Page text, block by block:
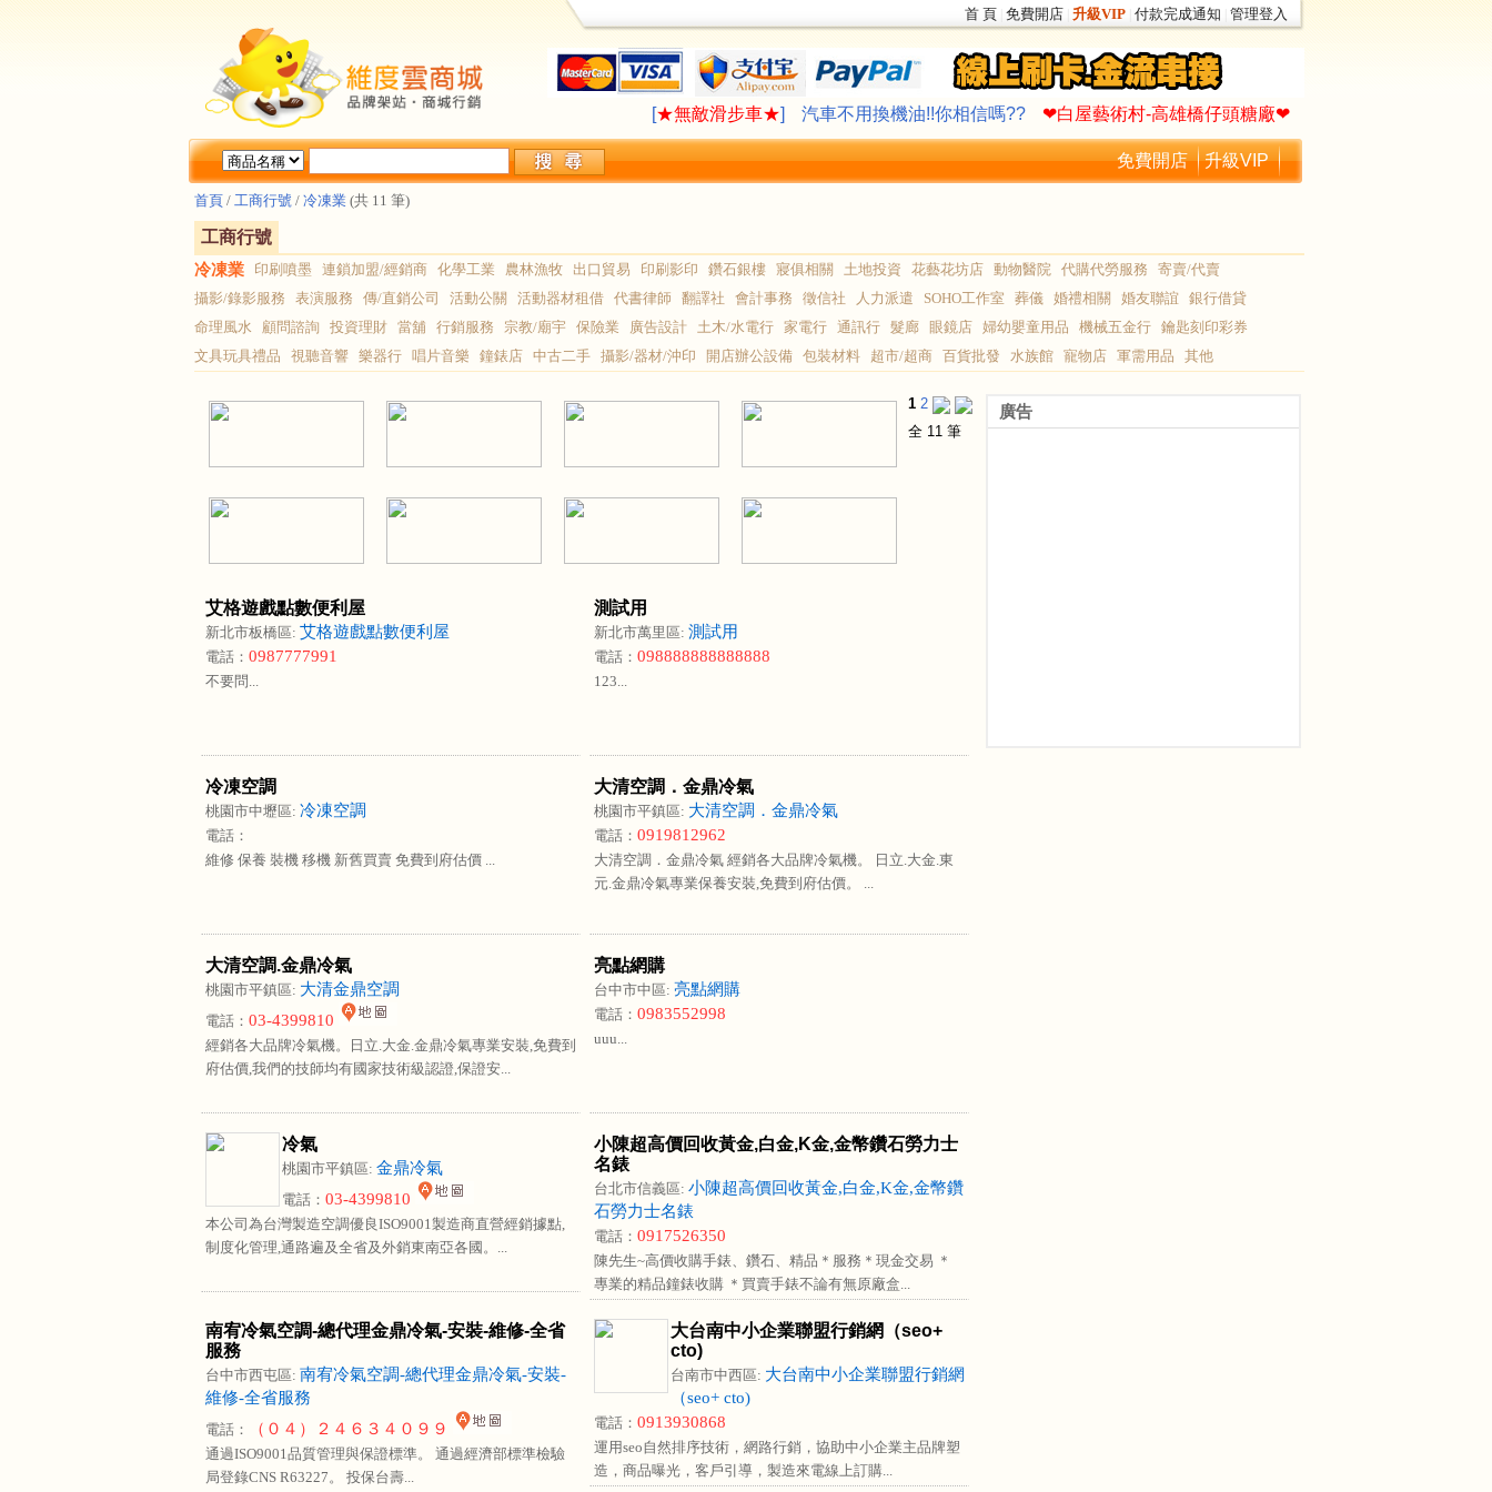
首 頁 免費開店 升級VIP| 付款完成通知 管理登入
驚!老爸買了一艘遊艇
∮旅遊住宿,創作你的生命故事∮
LAVAZZA 咖啡機合作供應
❤白屋藝術村-高雄橋仔頭糖廠❤
汽車不用換機油!!你相信嗎??
[★無敵滑步車★]
驚!老爸買了一艘遊艇
∮旅遊住宿,創作你的生命故事∮
LAVAZZA 咖啡機合作供應
❤白屋藝術村-高雄橋仔頭糖廠❤
升級VIP
免費開店
首頁/工商行號/ 冷凍業(共 11 筆)
工商行號
冷凍業 印刷噴墨 連鎖加盟/經銷商 化學工業 農林漁牧 出口貿易 印刷影印 鑽石銀樓 寢俱相關 土地投資 花藝花坊店 動物醫院 代購代勞服務
寄賣/代賣
攝影/錄影服務
表演服務 傳/直銷公司 活動公關 活動器材租借 代書律師 翻譯社 會計事務 徵信社 人力派遣 SOHO工作室 葬儀 婚禮相關 婚友聯誼
銀行借貸
命理風水
顧問諮詢 投資理財 當舖 行銷服務 宗教/廟宇 保險業 廣告設計 土木/水電行 家電行 通訊行 髮廊 眼鏡店 婦幼嬰童用品 機械五金行
鑰匙刻印彩券
文具玩具禮品
視聽音響 樂器行 唱片音樂 鐘錶店 中古二手 攝影/器材/沖印 開店辦公設備 包裝材料 超市/超商 百貨批發 水族館 寵物店 軍需用品 其他
艾格遊戲點數便利屋
新北市板橋區: 艾格遊戲點數便利屋
電話： 0987777991
不要問...
測試用
新北市萬里區: 測試用
電話： 098888888888888
123...
冷凍空調
桃園市中壢區: 冷凍空調
電話：
維修 保養 裝機 移機 新舊買賣 免費到府估價 ...
大清空調．金鼎冷氣
桃園市平鎮區: 大清空調．金鼎冷氣
電話： 0919812962
大清空調．金鼎冷氣 經銷各大品牌冷氣機。 日立.大金.東
元.金鼎冷氣專業保養安裝,免費到府估價。 ...
大清空調.金鼎冷氣
桃園市平鎮區: 大清金鼎空調
電話： 03-4399810
經銷各大品牌冷氣機。日立.大金.金鼎冷氣專業安裝,免費到
府估價,我們的技師均有國家技術級認證,保證安...
亮點網購
台中市中區: 亮點網購
電話： 0983552998
uuu...
冷氣
桃園市平鎮區: 金鼎冷氣
電話： 03-4399810
本公司為台灣製造空調優良ISO9001製造商直營經銷據點,
制度化管理,通路遍及全省及外銷東南亞各國。...
小陳超高價回收黃金,白金,K金,金幣鑽石勞力士
名錶
台北市信義區: 小陳超高價回收黃金,白金,K金,金幣鑽
石勞力士名錶
電話： 0917526350
陳先生~高價收購手錶、鑽石、精品＊服務＊現金交易 ＊
專業的精品鐘錶收購 ＊買賣手錶不論有無原廠盒...
南宥冷氣空調-總代理金鼎冷氣-安裝-維修-全省
服務
台中市西屯區: 南宥冷氣空調-總代理金鼎冷氣-安裝-
維修-全省服務
電話： （０４）２４６３４０９９
通過ISO9001品質管理與保證標準。 通過經濟部標準檢驗
局登錄CNS R63227。 投保台壽...
大台南中小企業聯盟行銷網（seo+
cto)
台南市中西區: 大台南中小企業聯盟行銷網
（seo+ cto)
電話： 0913930868
運用seo自然排序技術，網路行銷，協助中小企業主品牌塑
造，商品曝光，客戶引導，製造來電線上訂購...
1 2
全 11 筆
廣告